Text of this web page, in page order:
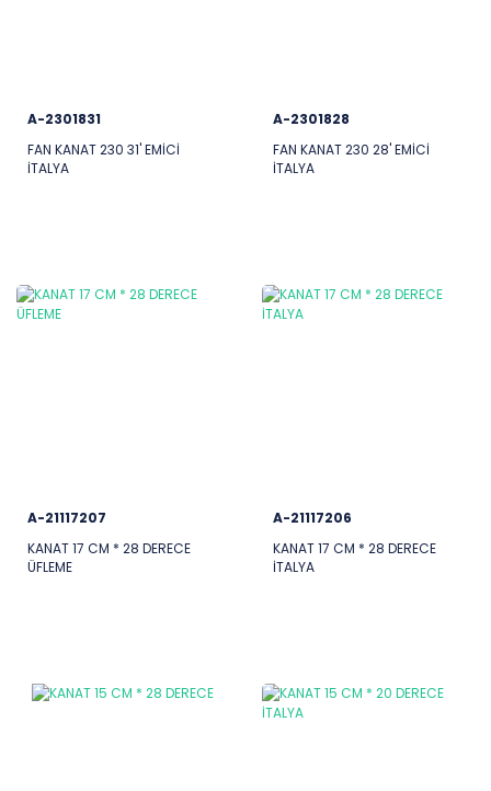
A-2301831
FAN KANAT 230 31' EMİCİ
İTALYA
A-2301828
FAN KANAT 230 28' EMİCİ
İTALYA
A-21117207
KANAT 17 CM * 28 DERECE
ÜFLEME
A-21117206
KANAT 17 CM * 28 DERECE
İTALYA